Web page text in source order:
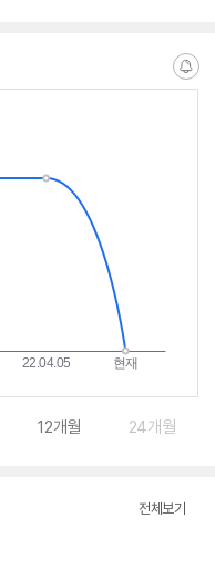
알
12개월 24개월
전체보기